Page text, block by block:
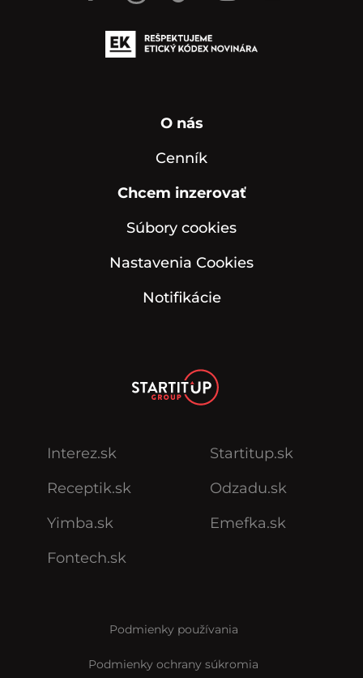
O nás
Cenník
Chcem inzerovať
Súbory cookies
Nastavenia Cookies
Notifikácie
Interez.sk
Receptik.sk
Yimba.sk
Fontech.sk
Startitup.sk
Odzadu.sk
Emefka.sk
Podmienky používania
Podmienky ochrany súkromia